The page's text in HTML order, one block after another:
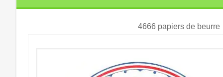
4666 papiers de beurre